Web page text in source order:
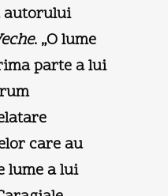
autorului
. „O lume
parte a lui
care au
lume a lui